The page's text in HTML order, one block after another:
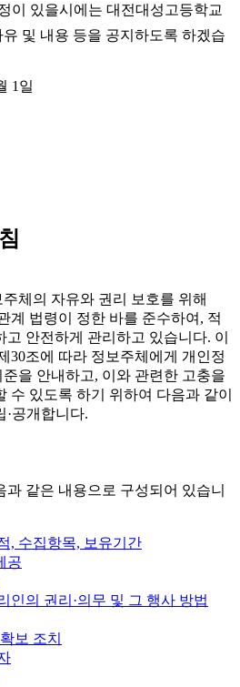
이 있을시에는 대전대성고등학교
및 내용 등을 공지하도록 하겠습
1일
주체의 자유와 권리 보호를 위해
계 법령이 정한 바를 준수하여, 적
안전하게 관리하고 있습니다. 이
30조에 따라 정보주체에게 개인정
을 안내하고, 이와 관련한 고충을
수 있도록 하기 위하여 다음과 같이
·공개합니다.
같은 내용으로 구성되어 있습니
, 수집항목, 보유기간
공
인의 권리·의무 및 그 행사 방법
보 조치